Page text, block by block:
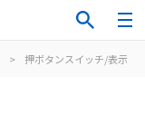
> 押ボタンスイッチ/表示灯